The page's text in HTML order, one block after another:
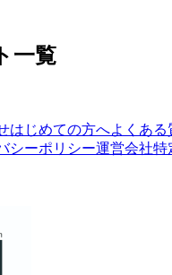
一覧
はじめての方へよくある
シーポリシー運営会社特